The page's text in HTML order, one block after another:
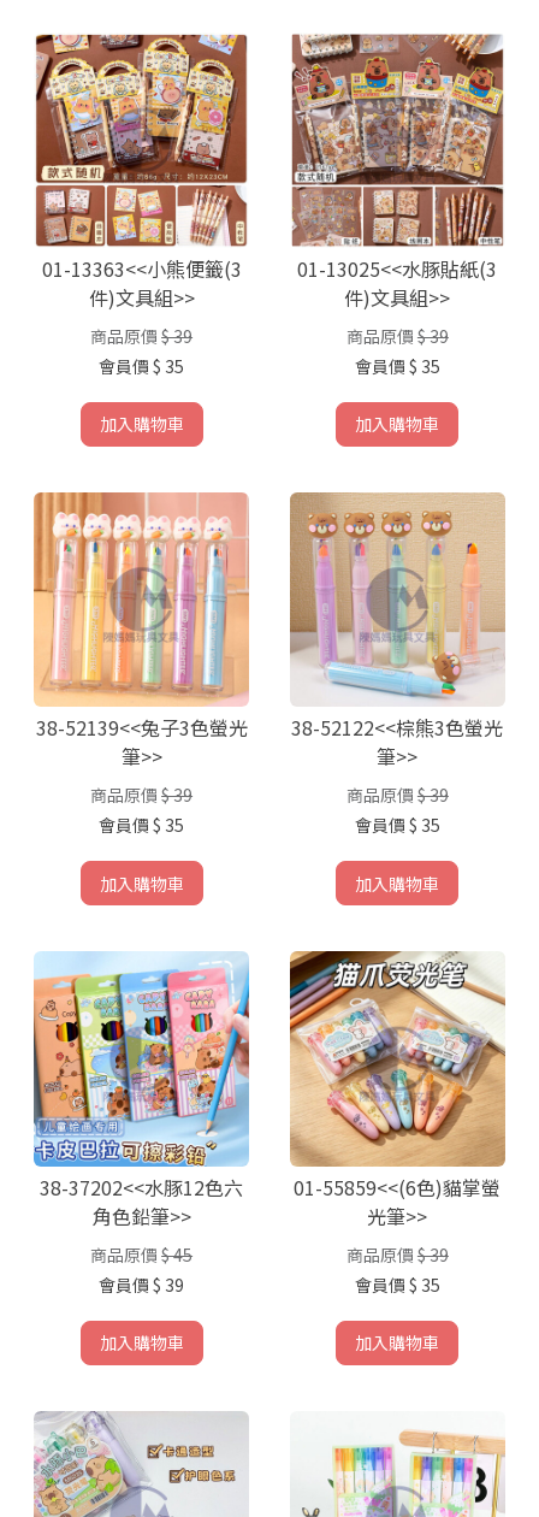
01-13363<<小熊便籤(3
件)文具組>>
商品原價 $ 39
會員價 $ 35
加入購物車
01-13025<<水豚貼紙(3
件)文具組>>
商品原價 $ 39
會員價 $ 35
加入購物車
38-52139<<兔子3色螢光
筆>>
商品原價 $ 39
會員價 $ 35
加入購物車
38-52122<<棕熊3色螢光
筆>>
商品原價 $ 39
會員價 $ 35
加入購物車
38-37202<<水豚12色六
角色鉛筆>>
商品原價 $ 45
會員價 $ 39
加入購物車
01-55859<<(6色)貓掌螢
光筆>>
商品原價 $ 39
會員價 $ 35
加入購物車